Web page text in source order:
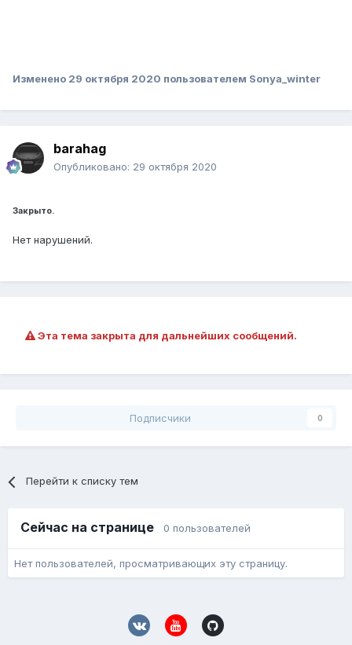
Изменено 29 октября 2020 пользователем Sonya_winter
barahag
Опубликовано: 29 октября 2020
Закрыто.
Нет нарушений.
Эта тема закрыта для дальнейших сообщений.
Подписчики 0
Перейти к списку тем
Сейчас на странице 0 пользователей
Нет пользователей, просматривающих эту страницу.